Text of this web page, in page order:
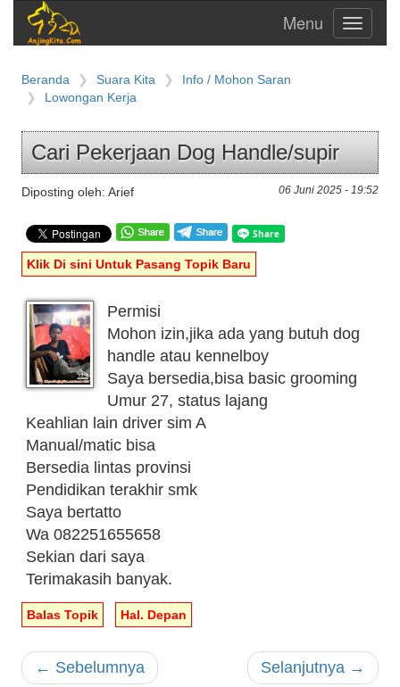
Toggle
Beranda Suara Kita
Info / Mohon Saran
Lowongan Kerja
Cari Pekerjaan Dog Handle/supir
Diposting oleh: Arief 06 Juni 2025 - 19:52
Klik Di sini Untuk Pasang Topik Baru
Permisi
Mohon izin,jika ada yang butuh dog
handle atau kennelboy
Saya bersedia,bisa basic grooming
Umur 27, status lajang
Keahlian lain driver sim A
Manual/matic bisa
Bersedia lintas provinsi
Pendidikan terakhir smk
Saya bertatto
Wa 082251655658
Sekian dari saya
Terimakasih banyak.
Balas Topik Hal. Depan
← Sebelumnya Selanjutnya →